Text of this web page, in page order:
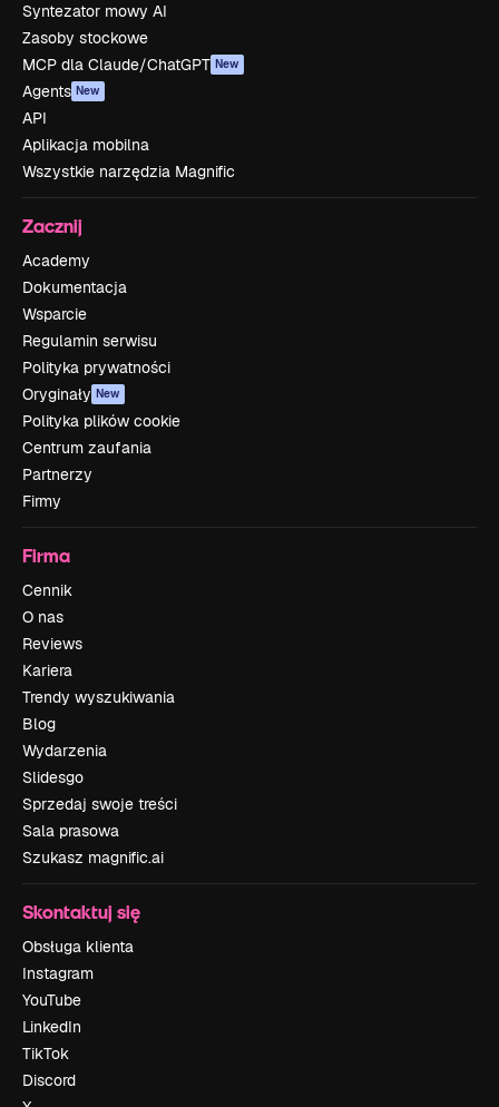
Syntezator mowy AI
Zasoby stockowe
MCP dla Claude/ChatGPT New
Agents New
API
Aplikacja mobilna
Wszystkie narzędzia Magnific
Zacznij
Academy
Dokumentacja
Wsparcie
Regulamin serwisu
Polityka prywatności
Oryginały New
Polityka plików cookie
Centrum zaufania
Partnerzy
Firmy
Firma
Cennik
O nas
Reviews
Kariera
Trendy wyszukiwania
Blog
Wydarzenia
Slidesgo
Sprzedaj swoje treści
Sala prasowa
Szukasz magnific.ai
Skontaktuj się
Obsługa klienta
Instagram
YouTube
LinkedIn
TikTok
Discord